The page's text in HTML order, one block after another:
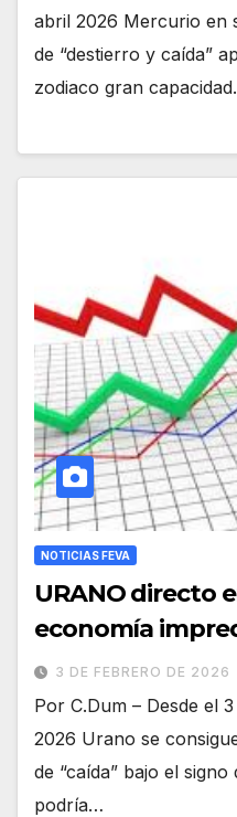
abril 2026 Mercurio en
de “destierro y caída”
zodiaco gran
NOTICIAS FEVA
URANO directo
economía
3 DE FEBRERO DE 2026
Por C.Dum – Desde el
2026 Urano se
de “caída” bajo el
podría…